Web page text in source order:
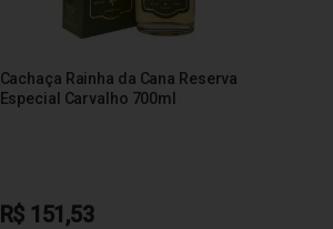
Cachaça Rainha da Cana Reserva
Especial Carvalho 700ml
R$ 151,53